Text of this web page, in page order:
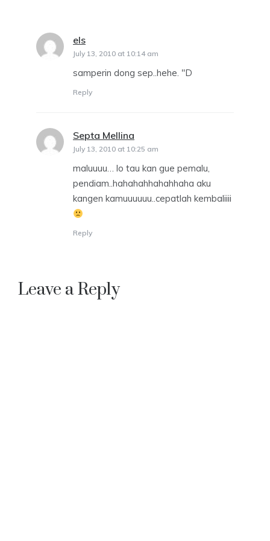
els
July 13, 2010 at 10:14 am
samperin dong sep..hehe. "D
Reply
Septa Mellina
July 13, 2010 at 10:25 am
maluuuu… lo tau kan gue pemalu,
pendiam..hahahahhahahhaha aku
kangen kamuuuuuu..cepatlah kembaliiii
Reply
Leave a Reply